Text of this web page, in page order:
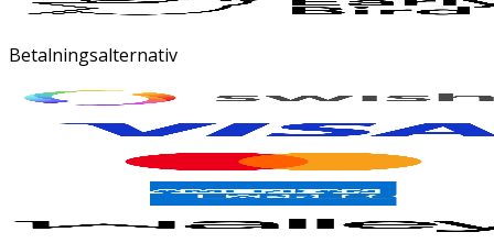
Betalningsalternativ